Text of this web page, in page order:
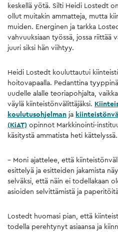
keskellä yötä. Silti Heidi Lostedt
ollut muitakin ammatteja, mutta
muiden. Energinen ja tarkka
vahvuuksiaan työssä, jossa riittää
juuri siksi hän viihtyy.
Heidi Lostedt kouluttautui
hoitovapaalla. Pedanttina
uudelle alalle teoriapohjalta,
väylä kiinteistönvälittäjäksi.
koulutusohjelman ja
(KiAT) opinnot Markkinointi-
käsitystä ammatista heti kättelyssä.
– Moni ajattelee, että
esittelyä ja esitteiden jakamista
selväksi, että näin ei todellakaan
asioiden selvittämistä ja
Lostedt huomasi pian, että
todella perehtynyt asiaansa ja